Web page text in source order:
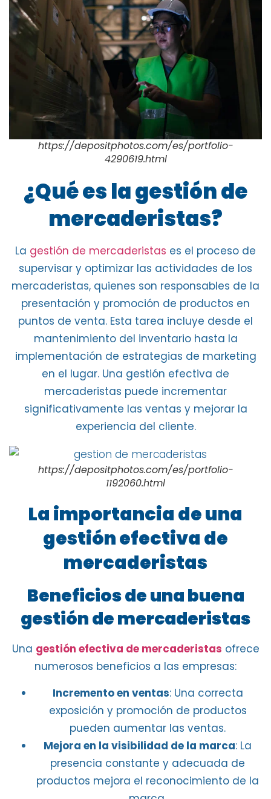
https://depositphotos.com/es/portfolio-
4290619.html
¿Qué es la gestión de
mercaderistas?
La gestión de mercaderistas es el proceso de
supervisar y optimizar las actividades de los
mercaderistas, quienes son responsables de la
presentación y promoción de productos en
puntos de venta. Esta tarea incluye desde el
mantenimiento del inventario hasta la
implementación de estrategias de marketing
en el lugar. Una gestión efectiva de
mercaderistas puede incrementar
significativamente las ventas y mejorar la
experiencia del cliente.
https://depositphotos.com/es/portfolio-
1192060.html
La importancia de una
gestión efectiva de
mercaderistas
Beneficios de una buena
gestión de mercaderistas
Una gestión efectiva de mercaderistas ofrece
numerosos beneficios a las empresas:
Incremento en ventas: Una correcta
exposición y promoción de productos
pueden aumentar las ventas.
Mejora en la visibilidad de la marca: La
presencia constante y adecuada de
productos mejora el reconocimiento de la